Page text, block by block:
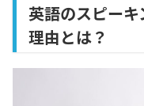
英語のスピー
理由とは？